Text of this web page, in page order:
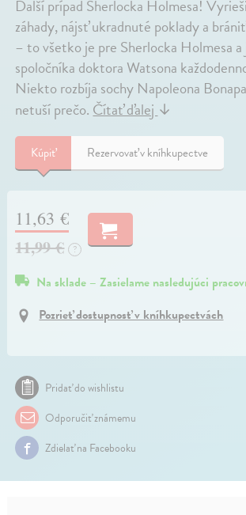
Ďalší prípad Sherlocka Holmesa!
záhady, nájsť ukradnuté poklady a
– to všetko je pre Sherlocka Holmesa
spoločníka doktora Watsona
Niekto rozbíja sochy Napoleona
netuší prečo. Čítať ďalej ↓
Kúpiť Rezervovať v kníhkupectve
11,63 €
11,99 €
?
Na sklade – Zasielame nasledujúci
Pozrieť dostupnosť v kníhkupectvách
Pridať do wishlistu
Odporučiť známemu
Zdielať na Facebooku